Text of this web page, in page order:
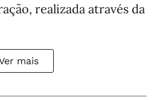
realizada através da
mais